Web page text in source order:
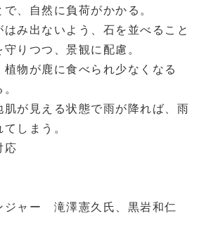
、自然に負荷がかかる。
出ないよう、石を並べること
りつつ、景観に配慮。
物が鹿に食べられ少なくなる
が見える状態で雨が降れば、雨
しまう。
応
ジャー 滝澤憲久氏、黒岩和仁